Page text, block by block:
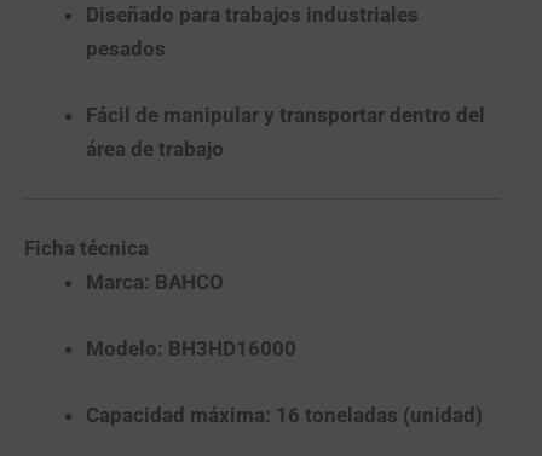
Diseñado para trabajos industriales
pesados
Fácil de manipular y transportar dentro del
área de trabajo
Ficha técnica
Marca: BAHCO
Modelo: BH3HD16000
Capacidad máxima: 16 toneladas (unidad)